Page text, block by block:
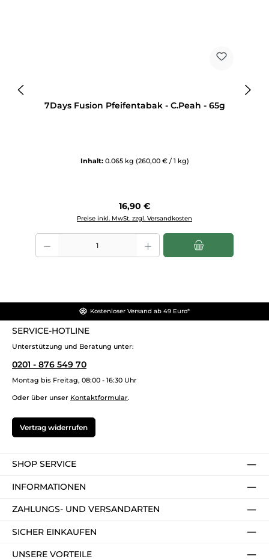
7Days Fusion Pfeifentabak - C.Peah - 65g
Inhalt: 0.065 kg (260,00 € / 1 kg)
Regulärer Preis:
16,90 €
Preise inkl. MwSt. zzgl. Versandkosten
Produkt Anzahl: Gib den gewünschten Wert ein oder benutze die
Kostenloser Versand ab 49 Euro*
SERVICE-HOTLINE
Unterstützung und Beratung unter:
0201 - 876 549 70
Montag bis Freitag, 08:00 - 16:30 Uhr
Oder über unser Kontaktformular.
Vertrag widerrufen
SHOP SERVICE
INFORMATIONEN
ZAHLUNGS- UND VERSANDARTEN
SICHER EINKAUFEN
UNSERE VORTEILE